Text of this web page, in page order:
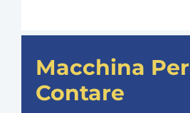
Macchina Per
Contare